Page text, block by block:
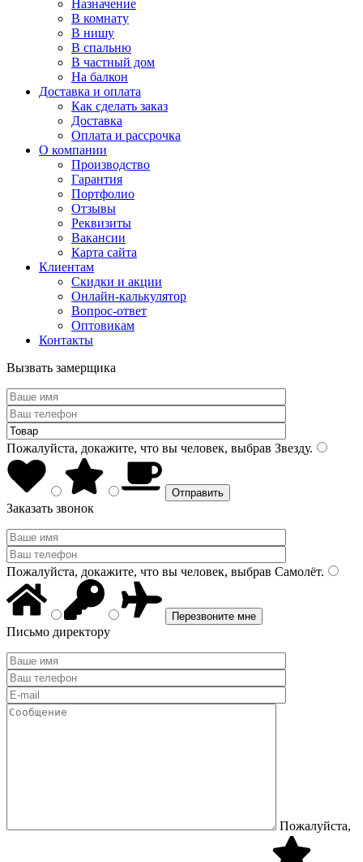
Назначение
В комнату
В нишу
В спальню
В частный дом
На балкон
Доставка и оплата
Как сделать заказ
Доставка
Оплата и рассрочка
О компании
Производство
Гарантия
Портфолио
Отзывы
Реквизиты
Вакансии
Карта сайта
Клиентам
Скидки и акции
Онлайн-калькулятор
Вопрос-ответ
Оптовикам
Контакты
Вызвать замерщика
Пожалуйста, докажите, что вы человек, выбрав Звезду.
Заказать звонок
Пожалуйста, докажите, что вы человек, выбрав Самолёт.
Письмо директору
Пожалуйста,